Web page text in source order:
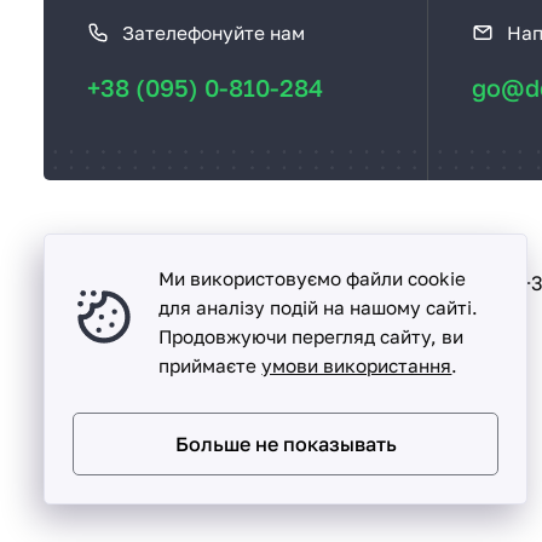
з
Зателефонуйте нам
+38 (095) 0-810-284
Песочин
вул. Надії, буд. 15-А
2005 -2026
Ми використовуємо файли cookie
для аналізу подій на нашому сайті.
Продовжуючи перегляд сайту, ви
приймаєтеумови використання.
Больше не показывать